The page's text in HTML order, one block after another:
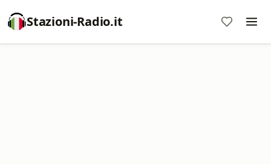
Stazioni-Radio.it